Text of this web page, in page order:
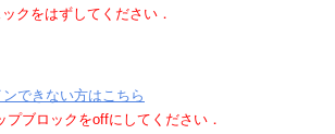
クをはずしてください．
ンできない方はこちら
ブロックをoffにしてください．